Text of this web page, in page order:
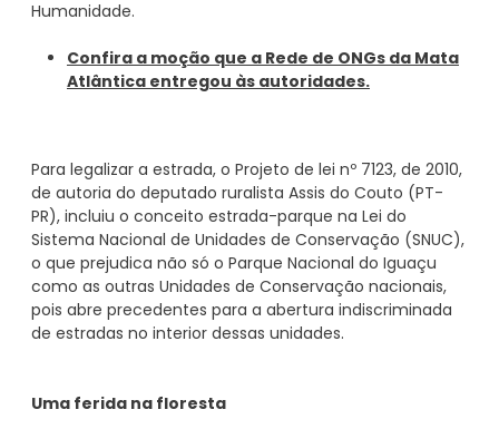
Confira a moção que a Rede de ONGs da Mata
Atlântica entregou às autoridades.
Para legalizar a estrada, o Projeto de lei nº 7123, de 2010,
de autoria do deputado ruralista Assis do Couto (PT-
PR), incluiu o conceito estrada-parque na Lei do
Sistema Nacional de Unidades de Conservação (SNUC),
o que prejudica não só o Parque Nacional do Iguaçu
como as outras Unidades de Conservação nacionais,
pois abre precedentes para a abertura indiscriminada
Uma ferida na floresta